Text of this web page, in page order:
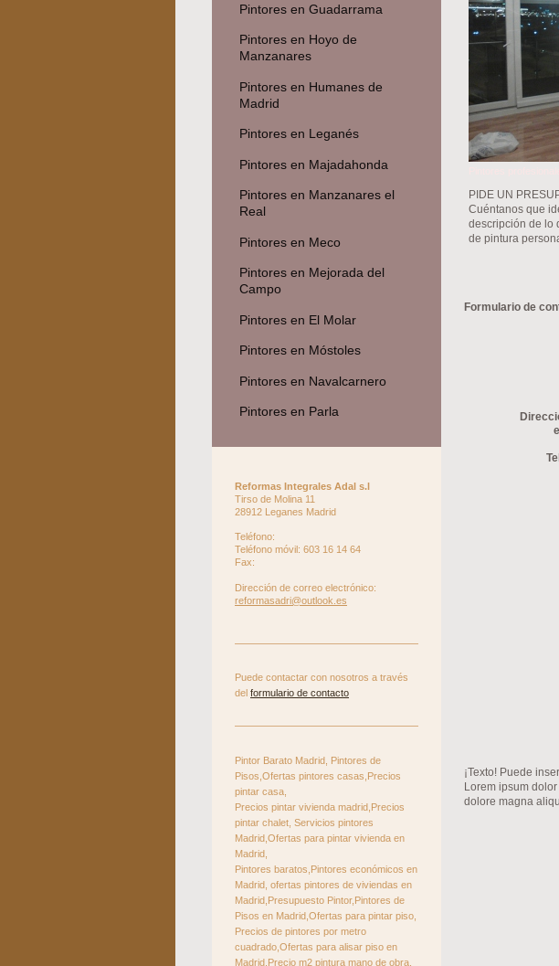
PIDE UN
Cuéntanos que
descripción de lo
de pintura
Formulario de
¡Texto! Puede
Lorem ipsum
dolore magna
Pintores en Guadarrama
Pintores en Hoyo de
Manzanares
Pintores en Humanes de
Madrid
Pintores en Leganés
Pintores en Majadahonda
Pintores en Manzanares el
Real
Pintores en Meco
Pintores en Mejorada del
Campo
Pintores en El Molar
Pintores en Móstoles
Pintores en Navalcarnero
Pintores en Parla
Reformas Integrales Adal s.l
Tirso de Molina 11
28912 Leganes Madrid
Teléfono:
Teléfono móvil: 603 16 14 64
Fax:
Dirección de correo electrónico:
reformasadri@outlook.es
Puede contactar con nosotros a través
del formulario de contacto
Pintor Barato Madrid, Pintores de
Pisos,Ofertas pintores casas,Precios
pintar casa,
Precios pintar vivienda madrid,Precios
pintar chalet, Servicios pintores
Madrid,Ofertas para pintar vivienda en
Madrid,
Pintores baratos,Pintores económicos en
Madrid, ofertas pintores de viviendas en
Madrid,Presupuesto Pintor,Pintores de
Pisos en Madrid,Ofertas para pintar piso,
Precios de pintores por metro
cuadrado,Ofertas para alisar piso en
Madrid,Precio m2 pintura mano de obra,